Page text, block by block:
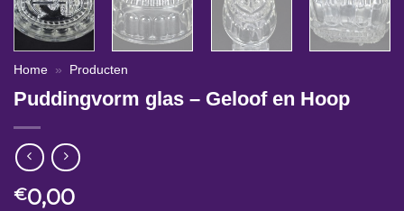
Home » Producten
Puddingvorm glas – Geloof en Hoop
€0,00